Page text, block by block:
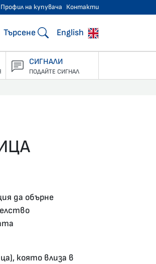
Профил на купувача Контакти
Търсене English
СИГНАЛИ
ПОДАЙТЕ СИГНАЛ
да обърне
която влиза в